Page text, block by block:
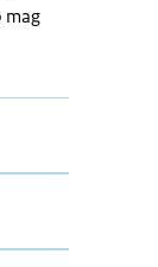
mag